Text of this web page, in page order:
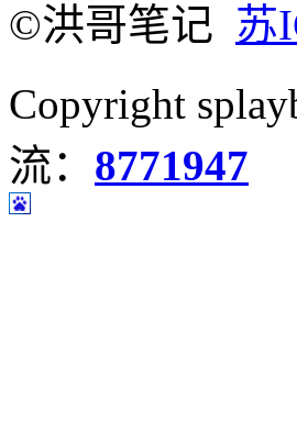
©洪哥笔记 苏
Copyright
流： 8771947